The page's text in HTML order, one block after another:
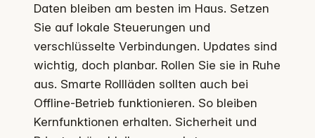
Daten bleiben am besten im Haus. Setzen
Sie auf lokale Steuerungen und
verschlüsselte Verbindungen. Updates sind
wichtig, doch planbar. Rollen Sie sie in Ruhe
aus. Smarte Rollläden sollten auch bei
Offline-Betrieb funktionieren. So bleiben
Kernfunktionen erhalten. Sicherheit und